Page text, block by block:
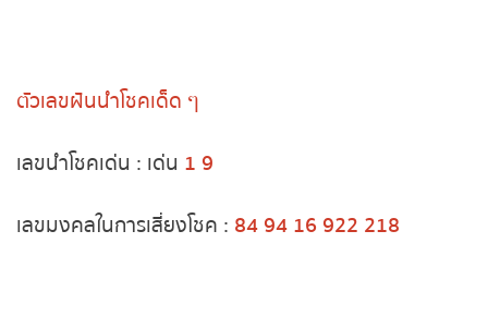
หวยหุ้นนิเคอิ บ่าย
หวยหุ้นฮั่งเส็ง เช้า
หวยหุ้นฮั่งเส็ง บ่าย
ตัวเลขฝันนำโชคเด็ด ๆ
เลขนำโชคเด่น : เด่น 1 9
เลขมงคลในการเสี่ยงโชค : 84 94 16 922 218